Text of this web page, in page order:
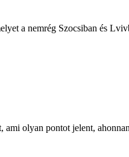
a nemrég Szocsiban és
olyan pontot jelent,